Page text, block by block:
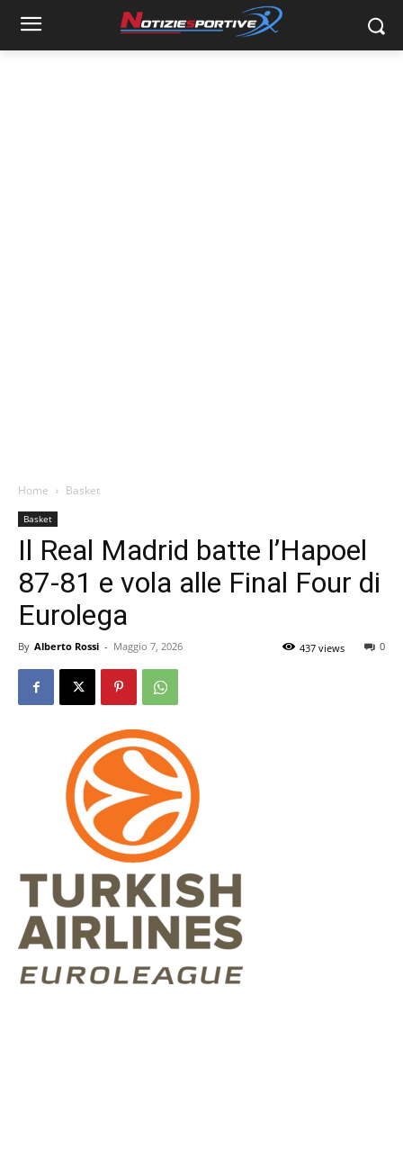
Home Basket
Basket
Il Real Madrid batte l’Hapoel
87-81 e vola alle Final Four di
Eurolega
By Alberto Rossi - Maggio 7, 2026 0
437 views